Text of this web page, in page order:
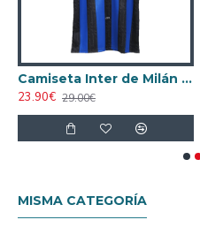
Camiseta Inter de Milán 1997/98 Local Retro Azul/Negro
23.90€ 29.00€
MISMA CATEGORÍA